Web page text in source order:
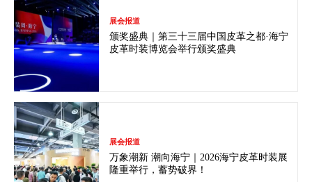
展会报道
颁奖盛典｜第三十三届中国皮革之都·海宁
皮革时装博览会举行颁奖盛典
展会报道
万象潮新 潮向海宁｜2026海宁皮革时装展
隆重举行，蓄势破界！